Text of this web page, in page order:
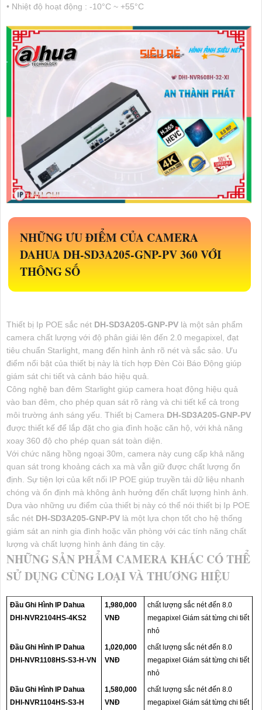
• Nhiệt độ hoạt động : -10°C ~ +55°C
NHỮNG ƯU ĐIỂM CỦA CAMERA
DAHUADH-SD3A205-GNP-PV360 VỚI
THÔNG SỐ
Thiết bị Ip POE sắc nét DH-SD3A205-GNP-PV là một sản phẩm
camera chất lượng với độ phân giải lên đến 2.0 megapixel, đạt
tiêu chuẩn Starlight, mang đến hình ảnh rõ nét và sắc sảo. Ưu
điểm nổi bật của thiết bị này là tích hợp Đèn Còi Báo Động giúp
giám sát chi tiết và cảnh báo hiệu quả.
Công nghệ ban đêm Starlight giúp camera hoạt động hiệu quả
vào ban đêm, cho phép quan sát rõ ràng và chi tiết kể cả trong
môi trường ánh sáng yếu. Thiết bị Camera DH-SD3A205-GNP-PV
được thiết kế để lắp đặt cho gia đình hoặc căn hộ, với khả năng
xoay 360 độ cho phép quan sát toàn diện.
Với chức năng hồng ngoại 30m, camera này cung cấp khả năng
quan sát trong khoảng cách xa mà vẫn giữ được chất lượng ổn
định. Sự tiện lợi của kết nối IP POE giúp truyền tải dữ liệu nhanh
chóng và ổn định mà không ảnh hưởng đến chất lượng hình ảnh.
Dựa vào những ưu điểm của thiết bị này có thể nói thiết bị Ip POE
sắc nét DH-SD3A205-GNP-PV là một lựa chọn tốt cho hệ thống
giám sát an ninh gia đình hoặc văn phòng với các tính năng chất
lượng và chất lượng hình ảnh đáng tin cậy.
NHỮNG SẢN PHẨM CAMERA KHÁC CÓ THỂ
SỬ DỤNG CÙNG LOẠI VÀ THƯƠNG HIỆU
Đầu Ghi Hình IP Dahua
DHI-NVR2104HS-4KS2
1,980,000
VNĐ
chất lượng sắc nét đến 8.0
megapixel Giám sát từng chi tiết
nhỏ
Đầu Ghi Hình IP Dahua
DHI-NVR1108HS-S3-H-VN
1,020,000
VNĐ
chất lượng sắc nét đến 8.0
megapixel Giám sát từng chi tiết
nhỏ
Đầu Ghi Hình IP Dahua
DHI-NVR1104HS-S3-H
1,580,000
VNĐ
chất lượng sắc nét đến 8.0
megapixel Giám sát từng chi tiết